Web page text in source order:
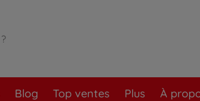
Blog Top ventes Plus À